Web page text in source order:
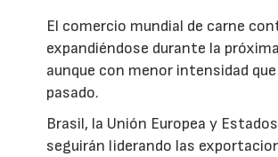
El comercio mundial de carne
expandiéndose durante la
aunque con menor intensidad
pasado.
Brasil, la Unión Europea y
seguirán liderando las